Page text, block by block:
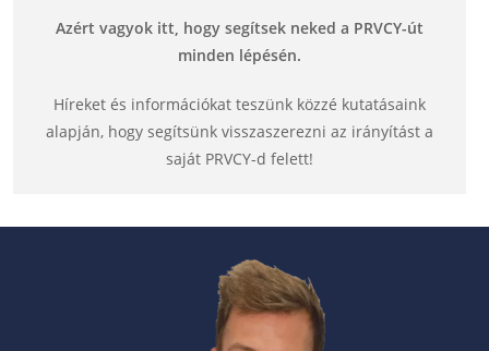
Azért vagyok itt, hogy segítsek neked a PRVCY-út
minden lépésén.
Híreket és információkat teszünk közzé kutatásaink
alapján, hogy segítsünk visszaszerezni az irányítást a
saját PRVCY-d felett!